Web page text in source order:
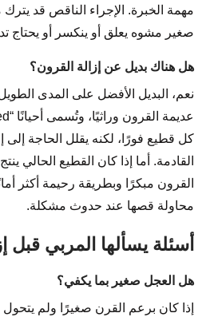
مهمة الخبرة. الإجراء الناقص قد
صغير مشوه يعلق أو ينكسر أو يحتاج
هل هناك بديل عن إزالة القرون؟
نعم، البديل الأفضل على المدى
كل قطيع فورًا، لكنه يقلل الحاجة إلى
القادمة. أما إذا كان القطيع الحالي
القرون مبكرًا وبطريقة رحيمة أكثر
محاولة قصها عند حدوث مشكلة.
أسئلة يسألها المربي قبل
هل العجل صغير بما يكفي؟
إذا كان برعم القرن صغيرًا ولم